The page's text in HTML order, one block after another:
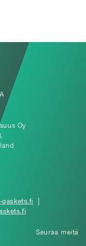
Oy
|
Seuraa meitä